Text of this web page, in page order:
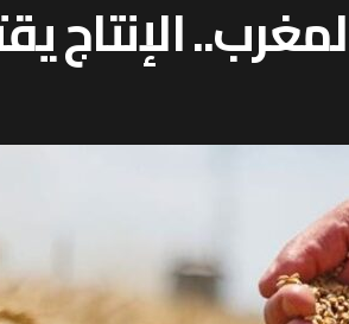
يقترب من 90